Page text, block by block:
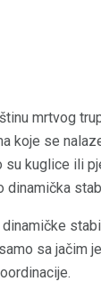
mrtvog
koje se
kuglice ili
dinamička
sa jačim